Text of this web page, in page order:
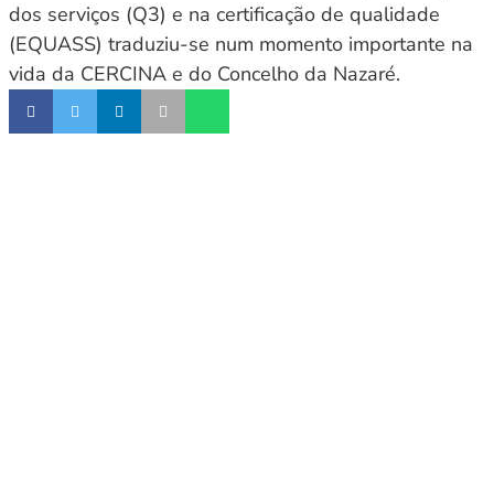
dos serviços (Q3) e na certificação de qualidade
(EQUASS) traduziu-se num momento importante na
vida da CERCINA e do Concelho da Nazaré.